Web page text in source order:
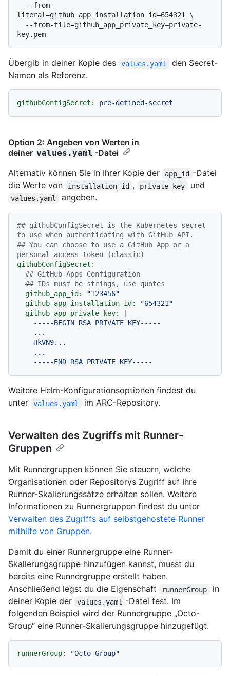
literal=github_app_installation_id=654321 \
Übergib in deiner Kopie des values.yaml
den Secret-
Namen als Referenz.
githubConfigSecret: pre-defined-secret
Option 2: Angeben von Werten in
deiner values.yaml -Datei
Alternativ können Sie in Ihrer Kopie der
app_id -Datei
die Werte von
installation_id , private_key und
values.yaml angeben.
## githubConfigSecret is the Kubernetes secret
to use when authenticating with GitHub API.
## You can choose to use a GitHub App or a
personal access token (classic)
githubConfigSecret:
## GitHub Apps Configuration
## IDs must be strings, use quotes
github_app_id:
"123456"
github_app_installation_id:
"654321"
github_app_private_key:
Weitere Helm-Konfigurationsoptionen findest du
unter
values.yaml im ARC-Repository.
Verwalten des Zugriffs mit Runner-
Gruppen
Mit Runnergruppen können Sie steuern, welche
Organisationen oder Repositorys Zugriff auf Ihre
Runner-Skalierungssätze erhalten sollen. Weitere
Informationen zu Runnergruppen findest du unter
Verwalten des Zugriffs auf selbstgehostete Runner
mithilfe von Gruppen.
Damit du einer Runnergruppe eine Runner-
Skalierungsgruppe hinzufügen kannst, musst du
bereits eine Runnergruppe erstellt haben.
Anschließend legst du die Eigenschaft
runnerGroup
in
deiner Kopie der
values.yaml
-Datei fest. Im
folgenden Beispiel wird der Runnergruppe „Octo-
Group“ eine Runner-Skalierungsgruppe hinzugefügt.
runnerGroup: "Octo-Group"